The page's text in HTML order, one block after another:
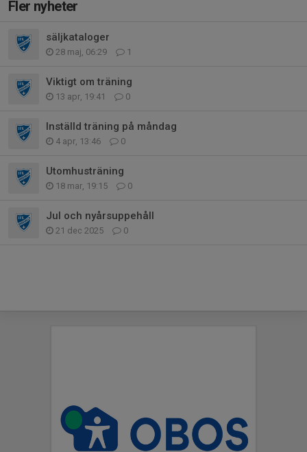
Fler nyheter
säljkataloger
28 maj, 06:29 1
Viktigt om träning
13 apr, 19:41 0
Inställd träning på måndag
4 apr, 13:46 0
Utomhusträning
18 mar, 19:15 0
Jul och nyårsuppehåll
21 dec 2025 0